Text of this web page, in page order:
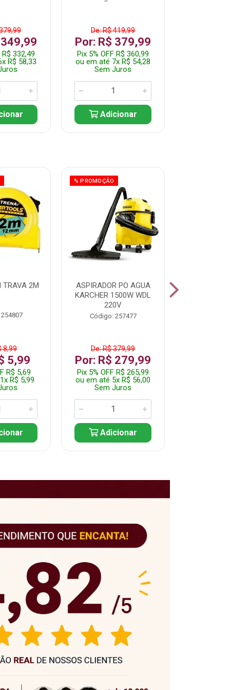
R$ 332,49
R$ 58,33
De: R$ 419,99
Por: R$ 379,99
Pix 5% OFF R$ 360,99
ou em até 7x R$ 54,28
Sem Juros
Adicionar
TRAVA 2M
8,99
5,99
R$ 5,69
R$ 5,99
% PROMOÇÃO
ASPIRADOR PO AGUA
KARCHER 1500W WDL
220V
Código: 257477
De: R$ 379,99
Por: R$ 279,99
Pix 5% OFF R$ 265,99
ou em até 5x R$ 56,00
Sem Juros
Adicionar